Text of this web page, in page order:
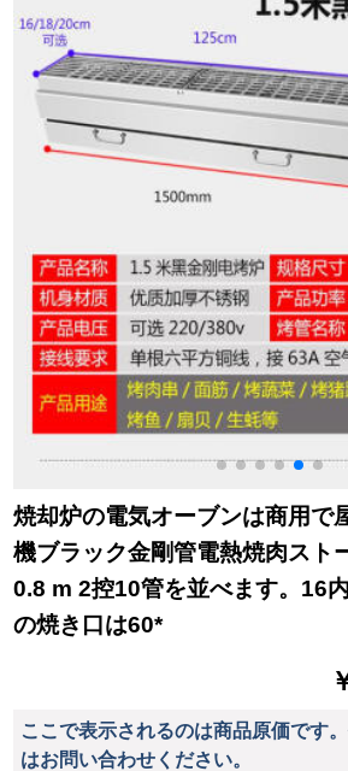
子家庭用複数人折り
炭焼肉棚スティンス
チールセット基本セ
ット
焼却炉の電気オーブンは商用で
機ブラック金剛管電熱焼肉スト
0.8 m 2控10管を並べます。16
の焼き口は60*
ここで表示されるのは商品原価です
はお問い合わせください。